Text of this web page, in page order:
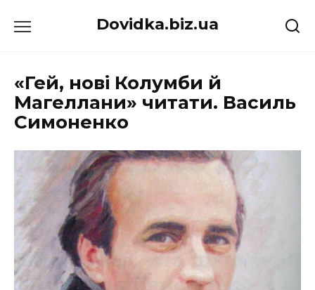
до
Dovidka.biz.ua
«Гей, нові Колумби й
Магеллани» читати. Василь
Симоненко